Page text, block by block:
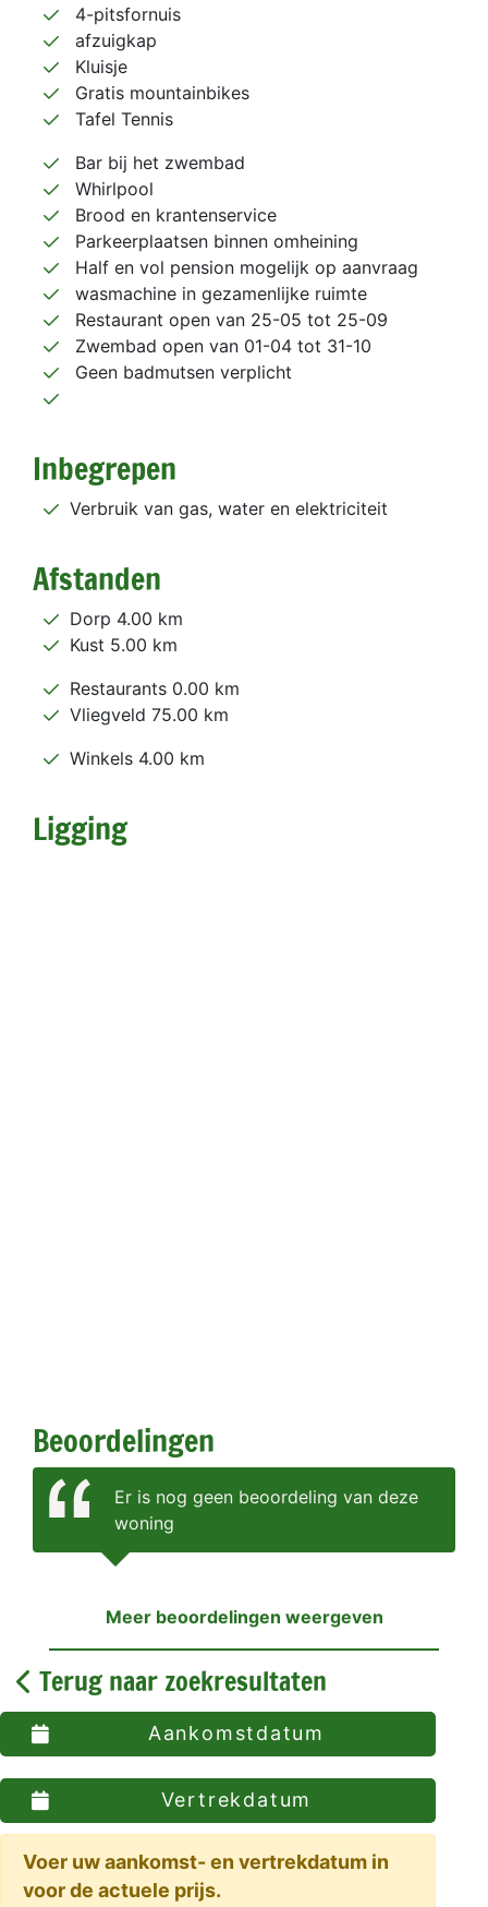
4-pitsfornuis
afzuigkap
Kluisje
Gratis mountainbikes
Tafel Tennis
Bar bij het zwembad
Whirlpool
Brood en krantenservice
Parkeerplaatsen binnen omheining
Half en vol pension mogelijk op aanvraag
wasmachine in gezamenlijke ruimte
Restaurant open van 25-05 tot 25-09
Zwembad open van 01-04 tot 31-10
Geen badmutsen verplicht
Inbegrepen
Verbruik van gas, water en elektriciteit
Afstanden
Dorp 4.00 km
Kust 5.00 km
Restaurants 0.00 km
Vliegveld 75.00 km
Winkels 4.00 km
Ligging
Beoordelingen
Er is nog geen beoordeling van deze
woning
Meer beoordelingen weergeven
Terug naar zoekresultaten
Aankomstdatum
Vertrekdatum
Voer uw aankomst- en vertrekdatum in
voor de actuele prijs.